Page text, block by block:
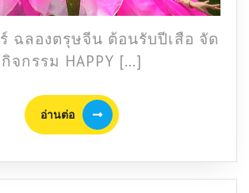
เชิด
สิงโต
สุด
อลังการ
จีน
ฉลองตรุษจีน ต้อนรับปีเสือ จัด
กิจกรรม HAPPY […]
อ่านต่อ
อ่าน
ต่อ